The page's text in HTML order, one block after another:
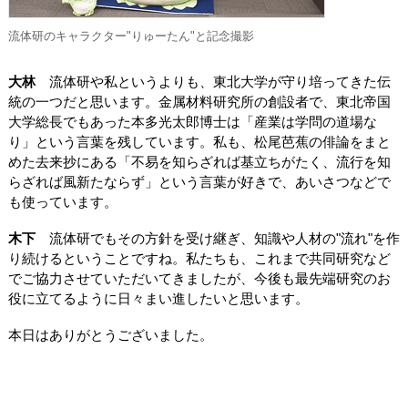
流体研のキャラクター"りゅーたん"と記念撮影
大林流体研や私というよりも、東北大学が守り培ってきた伝
統の一つだと思います。金属材料研究所の創設者で、東北帝国
大学総長でもあった本多光太郎博士は「産業は学問の道場な
り」という言葉を残しています。私も、松尾芭蕉の俳論をまと
めた去来抄にある「不易を知らざれば基立ちがたく、流行を知
らざれば風新たならず」という言葉が好きで、あいさつなどで
も使っています。
木下流体研でもその方針を受け継ぎ、知識や人材の"流れ"を作
り続けるということですね。私たちも、これまで共同研究など
でご協力させていただいてきましたが、今後も最先端研究のお
役に立てるように日々まい進したいと思います。
本日はありがとうございました。